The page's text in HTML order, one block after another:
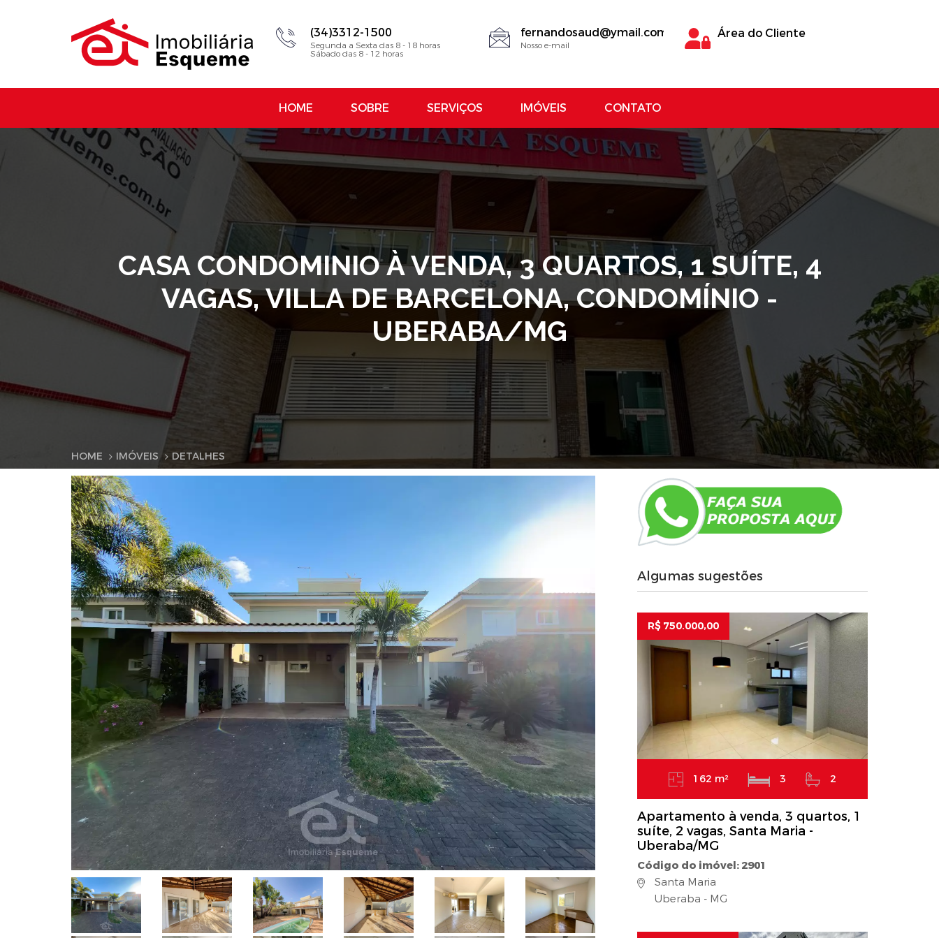
(34)3312-1500
Segunda a Sexta das 8 - 18 horas
Sábado das 8 - 12 horas
fernandosaud@ymail.com
Nosso e-mail
Área do Cliente
HOME SOBRE SERVIÇOS IMÓVEIS CONTATO
CASA CONDOMINIO À VENDA, 3 QUARTOS, 1 SUÍTE, 4
VAGAS, VILLA DE BARCELONA, CONDOMÍNIO -
UBERABA/MG
HOME IMÓVEIS DETALHES
Algumas sugestões
R$ 750.000,00
162 m² 3 2
Apartamento à venda, 3 quartos, 1
suíte, 2 vagas, Santa Maria -
Uberaba/MG
Código do imóvel: 2901
Santa Maria
Uberaba - MG